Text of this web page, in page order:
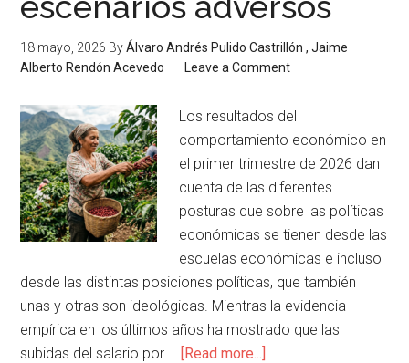
18 mayo, 2026 ByÁlvaro Andrés Pulido Castrillón , Jaime
Alberto Rendón Acevedo
Leave a Comment
Los resultados del
comportamiento económico en
el primer trimestre de 2026 dan
cuenta de las diferentes
posturas que sobre las políticas
económicas se tienen desde las
escuelas económicas e incluso
desde las distintas posiciones políticas, que también
unas y otras son ideológicas. Mientras la evidencia
empírica en los últimos años ha mostrado que las
subidas del salario por … [Read more...]